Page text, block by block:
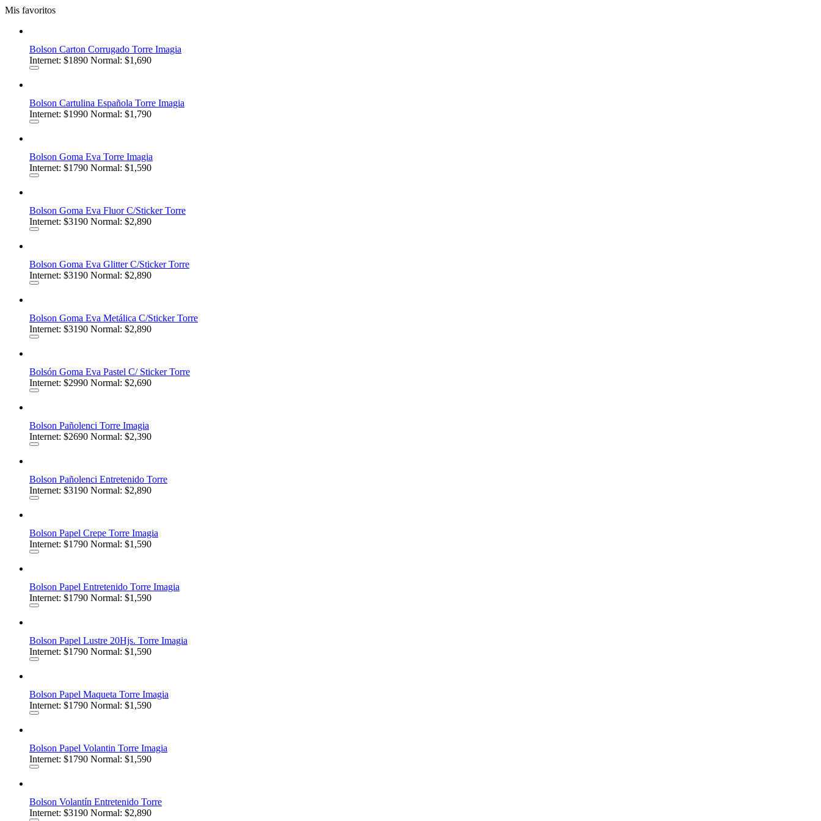
Mis favoritos
Bolson Carton Corrugado Torre Imagia
Internet: $1890 Normal: $1,690
Bolson Cartulina Española Torre Imagia
Internet: $1990 Normal: $1,790
Bolson Goma Eva Torre Imagia
Internet: $1790 Normal: $1,590
Bolson Goma Eva Fluor C/Sticker Torre
Internet: $3190 Normal: $2,890
Bolson Goma Eva Glitter C/Sticker Torre
Internet: $3190 Normal: $2,890
Bolson Goma Eva Metálica C/Sticker Torre
Internet: $3190 Normal: $2,890
Bolsón Goma Eva Pastel C/ Sticker Torre
Internet: $2990 Normal: $2,690
Bolson Pañolenci Torre Imagia
Internet: $2690 Normal: $2,390
Bolson Pañolenci Entretenido Torre
Internet: $3190 Normal: $2,890
Bolson Papel Crepe Torre Imagia
Internet: $1790 Normal: $1,590
Bolson Papel Entretenido Torre Imagia
Internet: $1790 Normal: $1,590
Bolson Papel Lustre 20Hjs. Torre Imagia
Internet: $1790 Normal: $1,590
Bolson Papel Maqueta Torre Imagia
Internet: $1790 Normal: $1,590
Bolson Papel Volantin Torre Imagia
Internet: $1790 Normal: $1,590
Bolson Volantín Entretenido Torre
Internet: $3190 Normal: $2,890